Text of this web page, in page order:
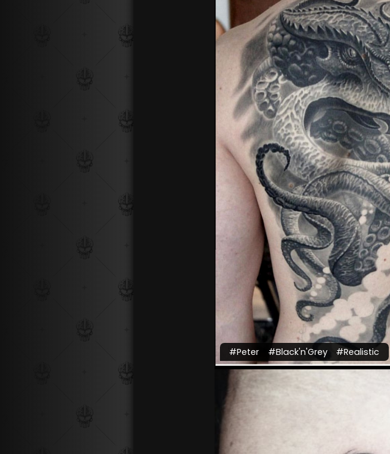
#Peter #Black'n'Grey #Realistic